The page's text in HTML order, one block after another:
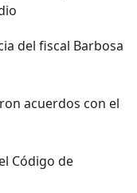
del fiscal Barbosa
acuerdos con el
Código de